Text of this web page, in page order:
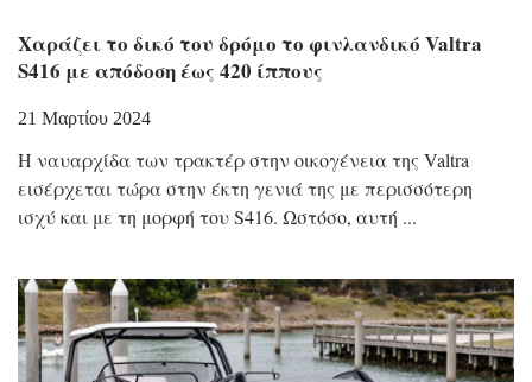
Xαράζει το δικό του δρόμο το φινλανδικό Valtra
S416 με απόδοση έως 420 ίππους
21 Μαρτίου 2024
Η ναυαρχίδα των τρακτέρ στην οικογένεια της Valtra
εισέρχεται τώρα στην έκτη γενιά της με περισσότερη
ισχύ και με τη μορφή του S416. Ωστόσο, αυτή